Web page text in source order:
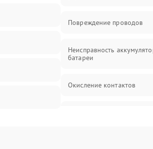
Повреждение проводов
Неисправность
батареи
Окисление контактов